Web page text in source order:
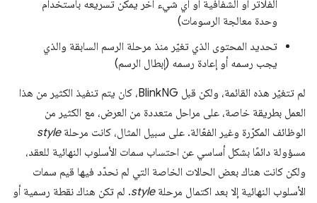
الفلاتر أو الشفافية أو أي شيء آخر يمكن تسريعه باستخدام
وحدة معالجة الرسومات)
تحديد المحتوى الذي تغيّر منذ مرحلة الرسم السابقة والذي
يجب رسمه أو إعادة رسمه (إبطال الرسم)
لم تتغيّر هذه القائمة، ولكن قبل BlinkNG، كان يتم تنفيذ الكثير من هذا
العمل بطريقة خاصة، على مراحل متعددة من العرض، مع الكثير من
الوظائف المكرّرة وغير الفعّالة. على سبيل المثال، كانت مرحلةstyle
مسؤولة دائمًا بشكل أساسي عن احتساب سمات الأسلوب النهائية للعقد،
ولكن كانت هناك بعض الحالات الخاصة التي لم نحدّد فيها قيم سمات
الأسلوب النهائية إلا بعد اكتمال مرحلةstyle. لم تكن هناك نقطة رسمية أو